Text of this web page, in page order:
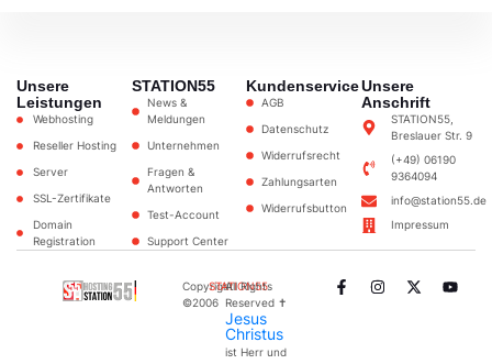
Unsere
Leistungen
Webhosting
Reseller Hosting
Server
SSL-Zertifikate
Domain
Registration
STATION55
News &
Meldungen
Unternehmen
Fragen &
Antworten
Test-Account
Support Center
Kundenservice
AGB
Datenschutz
Widerrufsrecht
Zahlungsarten
Widerrufsbutton
Unsere
Anschrift
STATION55,
Breslauer Str. 9
(+49) 06190
9364094
info@station55.de
Impressum
Copyright
©2006
STATION55
All Rights
Reserved ✝
Jesus
Christus
ist Herr und